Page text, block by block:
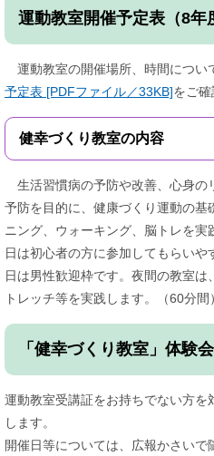
運動教室開催予定表（8
運動教室の開催場所、時間につい
予定表 [PDFファイル／33KB]をご確
健幸づくり教室の内容
生活習慣病の予防や改善、心身の
予防を目的に、健康づくり運動の基
ニング、ウォーキング、脳トレを
日は初心者の方に参加してもらい
日は男性歓迎枠です。夜間の教室
トレッチ等を実践します。（60分間）
「健幸づくり教室」体験会
運動教室受講証をお持ちでない方を
します。
開催日等については、広報かさいで